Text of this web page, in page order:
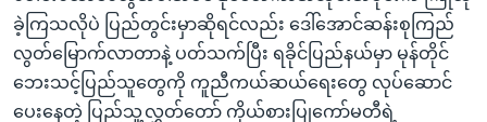
ခဲ့ကြသလိုပဲ ပြည်တွင်းမှာဆိုရင်လည်း ဒေါ်အောင်ဆန်းစုကြည်
လွတ်မြောက်လာတာနဲ့ ပတ်သက်ပြီး ရခိုင်ပြည်နယ်မှာ မုန်တိုင်
ဘေးသင့်ပြည်သူတွေကို ကူညီကယ်ဆယ်ရေးတွေ လုပ်ဆောင်
ပေးနေတဲ့ ပြည်သူ့လွှတ်တော် ကိုယ်စားပြုကော်မတီရဲ့